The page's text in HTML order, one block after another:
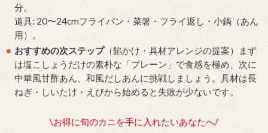
分。
道具: 20〜24cmフライパン・菜箸・フライ返し・小鍋（あん
用）。
おすすめの次ステップ（餡かけ・具材アレンジの提案）まず
は塩こしょうだけの素朴な「プレーン」で食感を極め、次に
中華風甘酢あん、和風だしあんに挑戦しましょう。具材は長
ねぎ・しいたけ・えびから始めると失敗が少ないです。
\お得に旬のカニを手に入れたいあなたへ/